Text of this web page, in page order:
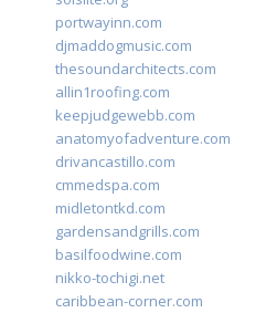
portwayinn.com
djmaddogmusic.com
thesoundarchitects.com
allin1roofing.com
keepjudgewebb.com
anatomyofadventure.com
drivancastillo.com
cmmedspa.com
midletontkd.com
gardensandgrills.com
basilfoodwine.com
nikko-tochigi.net
caribbean-corner.com